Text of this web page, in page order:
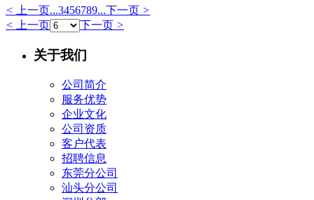
< 上一页...3456789...下一页 >
< 上一页 下一页 >
关于我们
公司简介
服务优势
企业文化
公司资质
客户代表
招聘信息
东莞分公司
汕头分公司